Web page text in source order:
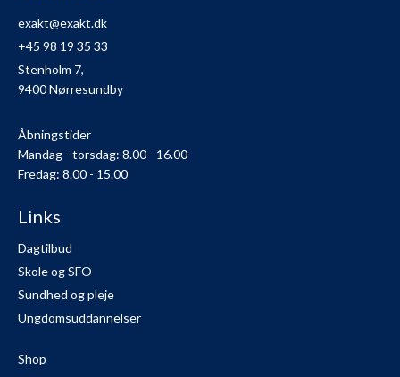
exakt@exakt.dk
+45 98 19 35 33
Stenholm 7,
9400 Nørresundby
Åbningstider
Mandag - torsdag: 8.00 - 16.00
Fredag: 8.00 - 15.00
Links
Dagtilbud
Skole og SFO
Sundhed og pleje
Ungdomsuddannelser
Shop